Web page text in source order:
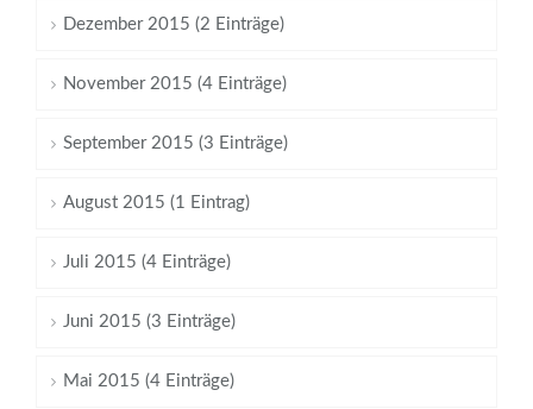
Dezember 2015 (2 Einträge)
November 2015 (4 Einträge)
September 2015 (3 Einträge)
August 2015 (1 Eintrag)
Juli 2015 (4 Einträge)
Juni 2015 (3 Einträge)
Mai 2015 (4 Einträge)